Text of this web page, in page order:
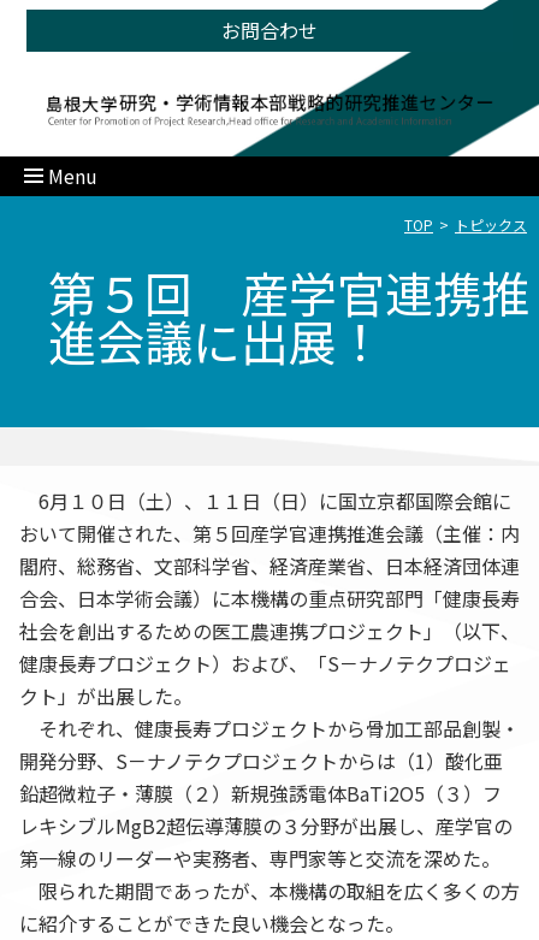
お問合わせ
Menu
TOP トピックス
第５回 産学官連携推
進会議に出展！
6月１０日（土）、１１日（日）に国立京都国際会館に
おいて開催された、第５回産学官連携推進会議（主催：内
閣府、総務省、文部科学省、経済産業省、日本経済団体連
合会、日本学術会議）に本機構の重点研究部門「健康長寿
社会を創出するための医工農連携プロジェクト」（以下、
健康長寿プロジェクト）および、「S－ナノテクプロジェ
クト」が出展した。
それぞれ、健康長寿プロジェクトから骨加工部品創製・
開発分野、S－ナノテクプロジェクトからは（1）酸化亜
鉛超微粒子・薄膜（２）新規強誘電体BaTi2O5（３）フ
レキシブルMgB2超伝導薄膜の３分野が出展し、産学官の
第一線のリーダーや実務者、専門家等と交流を深めた。
限られた期間であったが、本機構の取組を広く多くの方
に紹介することができた良い機会となった。